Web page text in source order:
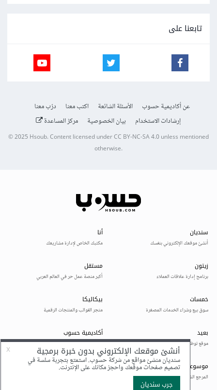
تابعنا على
عن أكاديمية حسوب الأسئلة الشائعة اكتب معنا
درّب معنا
إرشادات الاستخدام
بيان الخصوصية مركز المساعدة
© 2025Hsoub.Content licensed underCC BY-NC-SA 4.0unless mentioned
otherwise.